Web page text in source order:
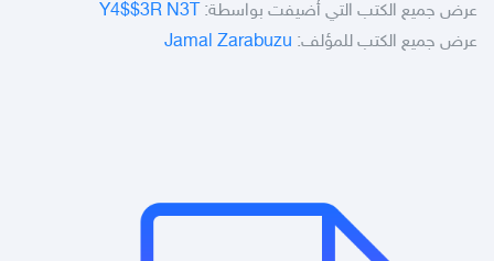
عرض جميع الكتب التي أضيفت بواسطة: Y4$$3R N3T
عرض جميع الكتب للمؤلف: Jamal Zarabuzu